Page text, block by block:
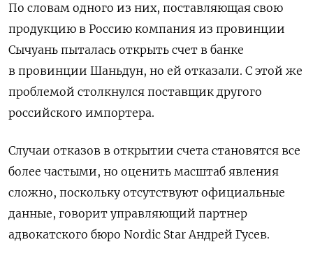
По словам одного из них, поставляющая свою
продукцию в Россию компания из провинции
Сычуань пыталась открыть счет в банке
в провинции Шаньдун, но ей отказали. С этой же
проблемой столкнулся поставщик другого
российского импортера.
Случаи отказов в открытии счета становятся все
более частыми, но оценить масштаб явления
сложно, поскольку отсутствуют официальные
данные, говорит управляющий партнер
адвокатского бюро Nordic Star Андрей Гусев.